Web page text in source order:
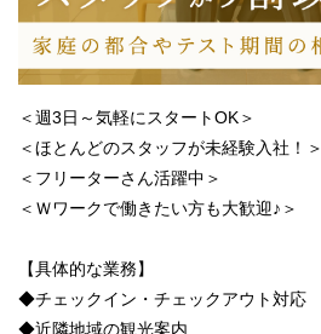
＜週3日～気軽にスタートOK＞
＜ほとんどのスタッフが未経験入社！＞
＜フリーターさん活躍中＞
＜Ｗワークで働きたい方も大歓迎♪＞
【具体的な業務】
◆チェックイン・チェックアウト対応
◆近隣地域の観光案内